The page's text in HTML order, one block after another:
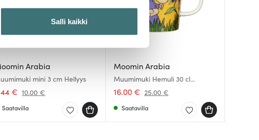
ja analytiikka-alan
näitä tietoja muihin tietoihin, joita
Salli kaikki
Arabia
mini 3 cm Hellyys
€ 10.00 €
Saatavilla
Moomin Arabia
Muumimuki Hemuli 30 cl
Keltainen
16.00 € 25.00 €
Saatavilla